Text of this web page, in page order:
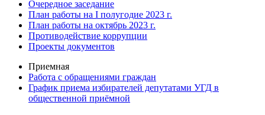
Очередное заседание
План работы на I полугодие 2023 г.
План работы на октябрь 2023 г.
Противодействие коррупции
Проекты документов
Приемная
Работа с обращениями граждан
График приема избирателей депутатами УГД в
общественной приёмной